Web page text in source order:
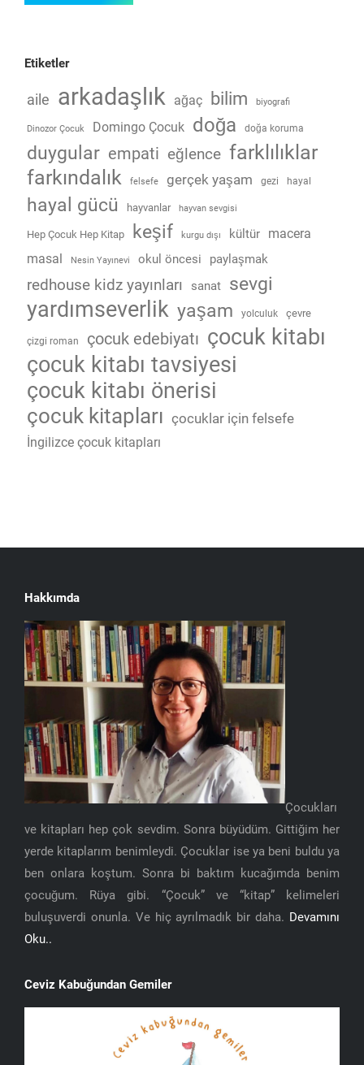
Etiketler
aile arkadaşlık ağaç bilim biyografi
Dinozor Çocuk Domingo Çocuk doğa doğa koruma
duygular empati eğlence farklılıklar
farkındalık
felsefe gerçek yaşam gezi hayal
hayal gücü hayvanlar hayvan sevgisi
Hep Çocuk Hep Kitap keşif kurgu dışı kültür
macera
masal
Nesin Yayınevi okul öncesi paylaşmak
redhouse kidz yayınları sanat sevgi
yardımseverlik yaşam yolculuk çevre
çizgi roman çocuk edebiyatı çocuk kitabı
çocuk kitabı tavsiyesi
çocuk kitabı önerisi
çocuk kitapları çocuklar için felsefe
İngilizce çocuk kitapları
Hakkımda
Çocukları
ve kitapları hep çok sevdim. Sonra büyüdüm. Gittiğim her
yerde kitaplarım benimleydi. Çocuklar ise ya beni buldu ya
ben onlara koştum. Sonra bi baktım kucağımda benim
çocuğum. Rüya gibi. “Çocuk” ve “kitap” kelimeleri
buluşuverdi onunla. Ve hiç ayrılmadık bir daha. Devamını
Oku..
Ceviz Kabuğundan Gemiler